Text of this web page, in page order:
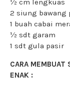
½ cm lengkuas
2 siung bawang
1 buah cabai
½ sdt garam
1 sdt gula pasir
CARA MEMBUAT
ENAK :